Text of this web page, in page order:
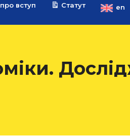
вступ Статут en